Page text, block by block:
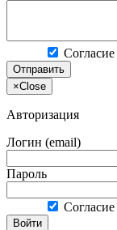
Согласие
Отправить
×Close
Авторизация
Логин (email)
Пароль
Согласие
Войти